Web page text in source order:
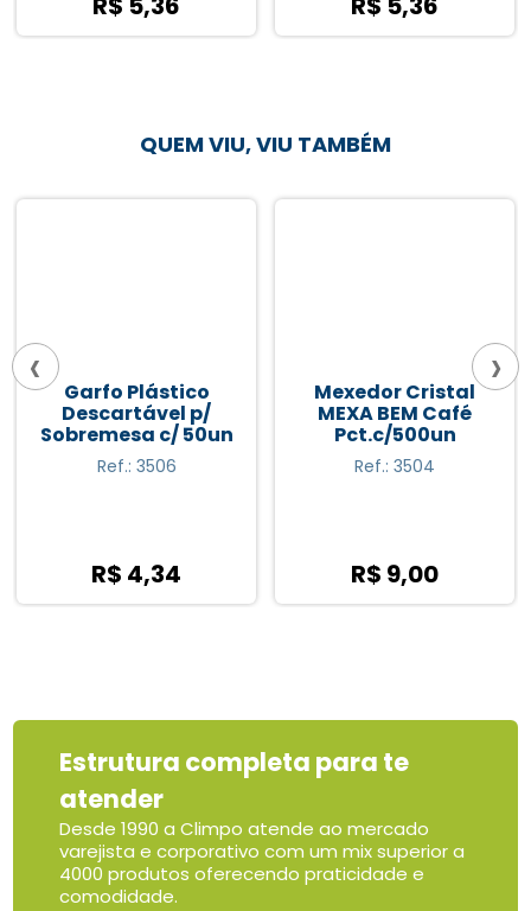
QUEM VIU, VIU TAMBÉM
Garfo Plástico
Descartável p/
Sobremesa c/ 50un
Ref.: 3506
R$ 4,34
Mexedor Cristal
MEXA BEM Café
Pct.c/500un
Ref.: 3504
R$ 9,00
‹ ›
Estrutura completa para te
atender
Desde 1990 a Climpo atende ao mercado
varejista e corporativo com um mix superior a
4000 produtos oferecendo praticidade e
comodidade.